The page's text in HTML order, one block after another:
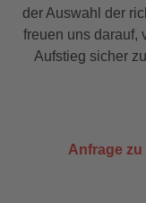
der Auswahl der
freuen uns darauf,
Aufstieg sicher
Anfrage zu